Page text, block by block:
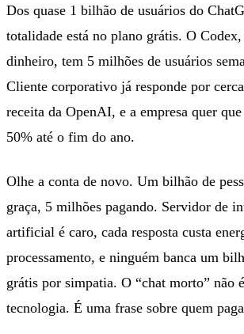
Dos quase 1 bilhão de usuários do
totalidade está no plano grátis. O Codex,
dinheiro, tem 5 milhões de usuários
Cliente corporativo já responde por
receita da OpenAI, e a empresa quer
50% até o fim do ano.
Olhe a conta de novo. Um bilhão de
graça, 5 milhões pagando. Servidor de
artificial é caro, cada resposta custa
processamento, e ninguém banca um
grátis por simpatia. O “chat morto” não
tecnologia. É uma frase sobre quem